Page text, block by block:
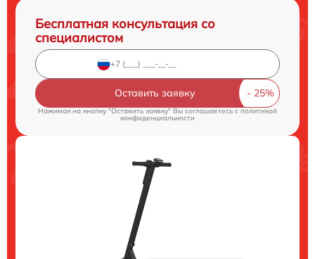
Бесплатная консультация со
специалистом
Оставить заявку
Нажимая на кнопку "Оставить заявку" Вы соглашаетесь cполитикой
конфиденциальности